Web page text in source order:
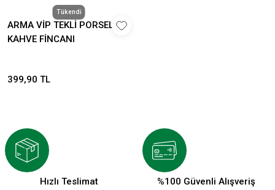
Tükendi
ARMA VİP TEKLİ PORSELEN
KAHVE FİNCANI
399,90 TL
Hızlı Teslimat %100 Güvenli Alışveriş